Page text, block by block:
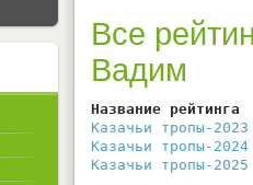
Все
Вадим
Название
Казачьи тропы-2023
Казачьи тропы-2024
Казачьи тропы-2025